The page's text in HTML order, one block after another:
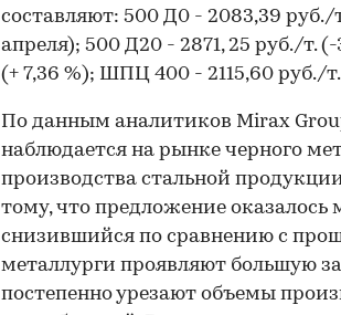
составляют: 500 Д0 - 2083,39 руб./
апреля); 500 Д20 - 2871, 25 руб./т.
(+ 7,36 %); ШПЦ 400 - 2115,60 руб./
По данным аналитиков Mirax
наблюдается на рынке черного
производства стальной
тому, что предложение оказалось
снизившийся по сравнению с
металлурги проявляют большую
постепенно урезают объемы